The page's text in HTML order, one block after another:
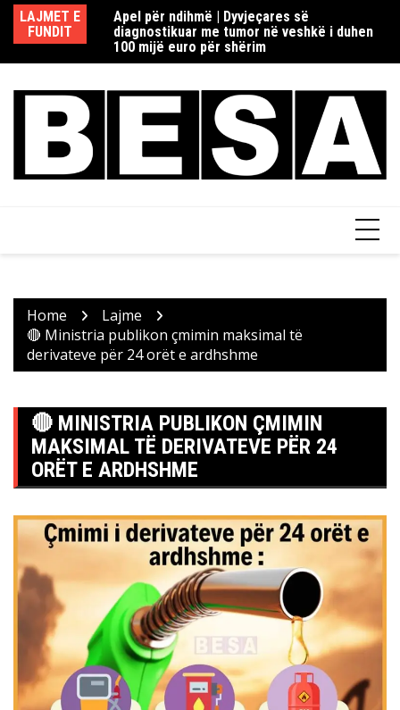
Skip
content
LAJMET E
FUNDIT
rome në
si dhe Fake
Apel për ndihmë | Dyvjeçares së
diagnostikuar me tumor në veshkë i duhen
100 mijë euro për shërim
Home
Lajme
🔴 Ministria publikon çmimin maksimal të
derivateve për 24 orët e ardhshme
🔴 MINISTRIA PUBLIKON ÇMIMIN
MAKSIMAL TË DERIVATEVE PËR 24
ORËT E ARDHSHME